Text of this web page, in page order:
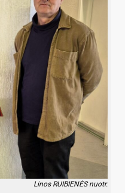
Linos RUIBIENĖS nuotr.